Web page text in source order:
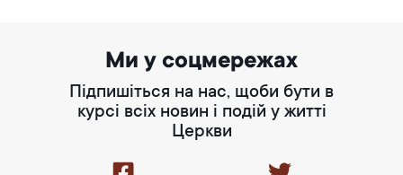
Ми у соцмережах
Підпишіться на нас, щоби бути в
курсі всіх новин і подій у житті
Церкви